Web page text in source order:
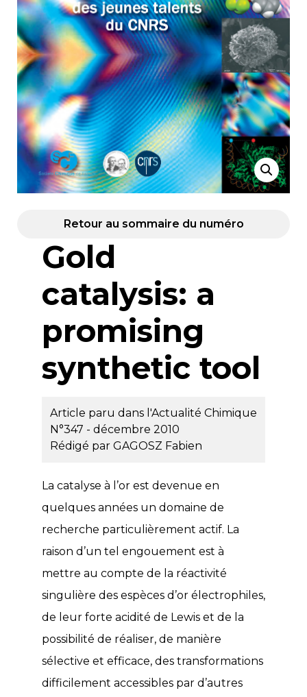
Retour au sommaire du numéro
Gold
catalysis: a
promising
synthetic tool
Article paru dans l'Actualité Chimique
N°347 - décembre 2010
Rédigé par GAGOSZ Fabien
La catalyse à l’or est devenue en
quelques années un domaine de
recherche particulièrement actif. La
raison d’un tel engouement est à
mettre au compte de la réactivité
singulière des espèces d’or électrophiles,
de leur forte acidité de Lewis et de la
possibilité de réaliser, de manière
sélective et efficace, des transformations
difficilement accessibles par d’autres